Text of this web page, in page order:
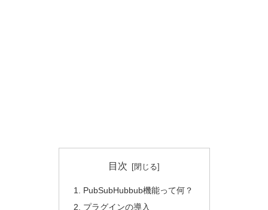
目次
PubSubHubbub機能って何？
プラグインの導入